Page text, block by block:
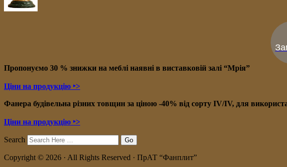
Пропонуємо 30 % знижки на меблі наявні в виставковій залі “Мрія”
Ціни на продукцію ‣>
Фанера будівельна різних товщин за ціною -40% від сорту IV/IV, для
Ціни на продукцію ‣>
Search
Copyright © 2026 · All Rights Reserved · ПрАТ “Фанплит”